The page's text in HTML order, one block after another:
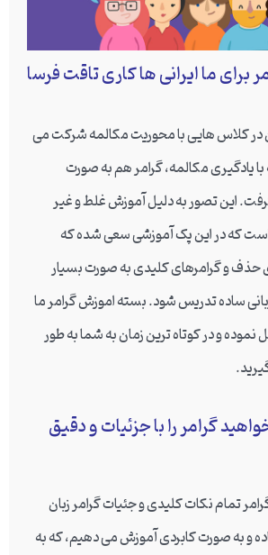
برای ما ایرانی ها کاری تاقت فرسا
در کلاس هایی با محوریت مکالمه شرکت می
با یادگیری مکالمه، گرامر هم به صورت
این تصور به دلیل آموزش غلط و غیر
که در این پک آموزشی سعی شده که
حذف و گرامرهای کلیدی به صورت بسیار
ساده تدریس شود. بسته اموزش گرامر ما
و در کوتاه ترین زمان به شما به طور
گرامر را با جزئیات و دقیق
تمام نکات کلیدی و جئیات گرامر زبان
و به صورت کابردی آموزش می دهیم، که به